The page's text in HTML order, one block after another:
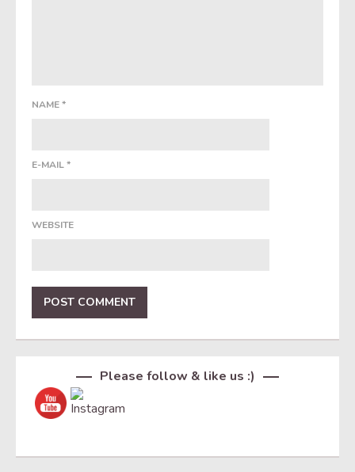
NAME*
E-MAIL*
WEBSITE
Please follow & like us :)
Set Youtube Channel ID